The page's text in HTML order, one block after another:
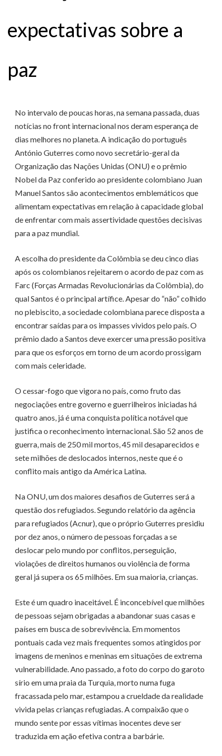
expectativas sobre a
paz
No intervalo de poucas horas, na semana passada, duas
notícias no front internacional nos deram esperança de
dias melhores no planeta. A indicação do português
António Guterres como novo secretário-geral da
Organização das Nações Unidas (ONU) e o prêmio
Nobel da Paz conferido ao presidente colombiano Juan
Manuel Santos são acontecimentos emblemáticos que
alimentam expectativas em relação à capacidade global
de enfrentar com mais assertividade questões decisivas
para a paz mundial.
A escolha do presidente da Colômbia se deu cinco dias
após os colombianos rejeitarem o acordo de paz com as
Farc (Forças Armadas Revolucionárias da Colômbia), do
qual Santos é o principal artífice. Apesar do “não” colhido
no plebiscito, a sociedade colombiana parece disposta a
encontrar saídas para os impasses vividos pelo país. O
prêmio dado a Santos deve exercer uma pressão positiva
para que os esforços em torno de um acordo prossigam
com mais celeridade.
O cessar-fogo que vigora no país, como fruto das
negociações entre governo e guerrilheiros iniciadas há
quatro anos, já é uma conquista política notável que
justifica o reconhecimento internacional. São 52 anos de
guerra, mais de 250 mil mortos, 45 mil desaparecidos e
sete milhões de deslocados internos, neste que é o
conflito mais antigo da América Latina.
Na ONU, um dos maiores desafios de Guterres será a
questão dos refugiados. Segundo relatório da agência
para refugiados (Acnur), que o próprio Guterres presidiu
por dez anos, o número de pessoas forçadas a se
deslocar pelo mundo por conflitos, perseguição,
violações de direitos humanos ou violência de forma
geral já supera os 65 milhões. Em sua maioria, crianças.
Este é um quadro inaceitável. É inconcebível que milhões
de pessoas sejam obrigadas a abandonar suas casas e
países em busca de sobrevivência. Em momentos
pontuais cada vez mais frequentes somos atingidos por
imagens de meninos e meninas em situações de extrema
vulnerabilidade. Ano passado, a foto do corpo do garoto
sírio em uma praia da Turquia, morto numa fuga
fracassada pelo mar, estampou a crueldade da realidade
vivida pelas crianças refugiadas. A compaixão que o
mundo sente por essas vítimas inocentes deve ser
traduzida em ação efetiva contra a barbárie.